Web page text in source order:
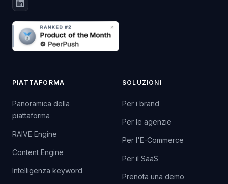
PIATTAFORMA
Panoramica della
piattaforma
RAIVE Engine
Content Engine
Intelligenza keyword
SOLUZIONI
Per i brand
Per le agenzie
Per l'E-Commerce
Per il SaaS
Prenota una demo